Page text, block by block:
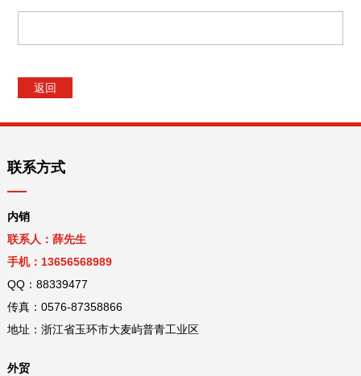
返回
联系方式
内销
联系人：薛先生
手机：13656568989
QQ：88339477
传真：0576-87358866
地址：浙江省玉环市大麦屿普青工业区
外贸